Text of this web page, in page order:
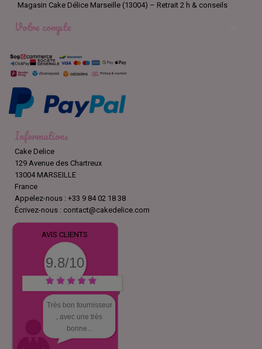
Magasin Cake Délice Marseille (13004) – Retrait 2 h & conseils
Votre compte
Informations
Cake Delice
129 Avenue des Chartreux
13004 MARSEILLE
France
Appelez-nous : +33 9 84 02 18 38
Écrivez-nous : contact@cakedelice.com
AVIS CLIENTS
9.8/10
Très bon fournisseur
, avec une très
bonne...